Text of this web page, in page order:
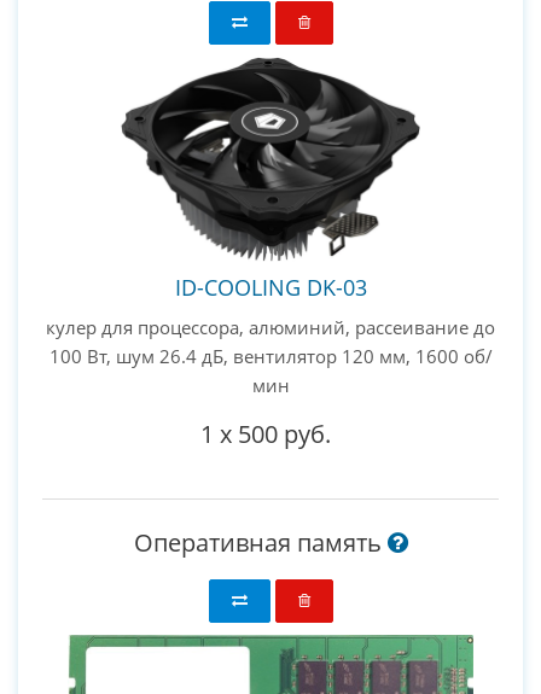
ID-COOLING DK-03
кулер для процессора, алюминий, рассеивание до
100 Вт, шум 26.4 дБ, вентилятор 120 мм, 1600 об/
мин
1 x 500 руб.
Оперативная память